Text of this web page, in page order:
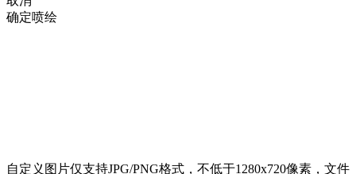
确定喷绘
自定义图片仅支持JPG/PNG格式，不低于1280x720像素，文件